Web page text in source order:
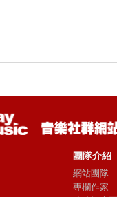
團隊介紹
網站團隊
專欄作家